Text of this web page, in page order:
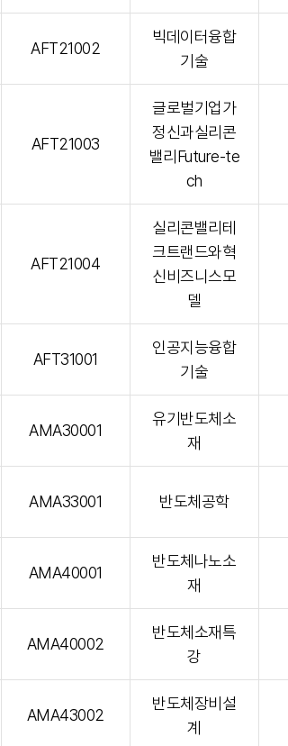
AFT21002
빅데이터융합
기술
AFT21003
글로벌기업가
정신과실리콘
밸리Future-te
ch
AFT21004
실리콘밸리테
크트랜드와혁
신비즈니스모
델
AFT31001
인공지능융합
기술
AMA30001
유기반도체소
재
AMA33001 반도체공학
AMA40001
반도체나노소
재
AMA40002
반도체소재특
강
AMA43002
반도체장비설
계